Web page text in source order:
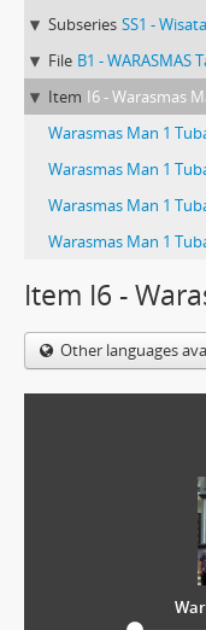
Subseries SS1 - Wisata
File B1 - WARASMAS
Item I6 - Warasmas
Warasmas Man 1
Warasmas Man 1
Warasmas Man 1
Warasmas Man 1
Item I6 -
Other languages